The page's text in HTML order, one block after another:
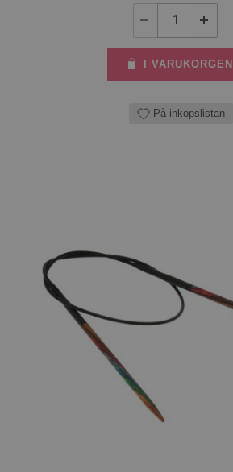
I VARUKORGEN
På inköpslistan